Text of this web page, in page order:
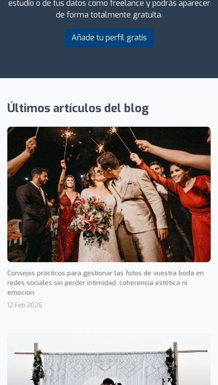
estudio o de tus datos como freelance y podrás aparecer
de forma totalmente gratuita.
Añade tu perfil gratis
Últimos artículos del blog
Consejos prácticos para gestionar las fotos de vuestra boda en
redes sociales sin perder intimidad, coherencia estética ni
emoción.
12 Feb 2026